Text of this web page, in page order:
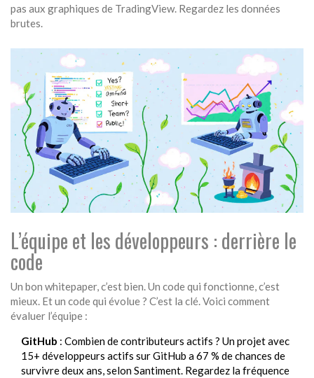
pas aux graphiques de TradingView. Regardez les données
brutes.
L’équipe et les développeurs : derrière le
code
Un bon whitepaper, c’est bien. Un code qui fonctionne, c’est
mieux. Et un code qui évolue ? C’est la clé. Voici comment
évaluer l’équipe :
GitHub : Combien de contributeurs actifs ? Un projet avec
15+ développeurs actifs sur GitHub a 67 % de chances de
survivre deux ans, selon Santiment. Regardez la fréquence